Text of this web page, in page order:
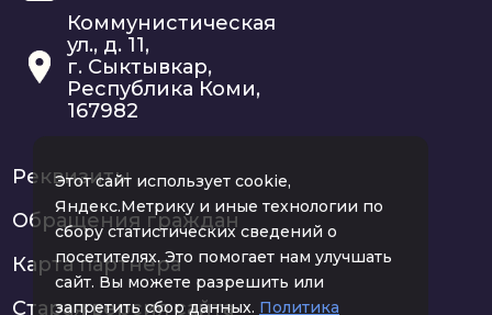
Коммунистическая
ул., д. 11,
г. Сыктывкар,
Республика Коми,
167982
Реквизиты
Обращения граждан
Карта партнера
Старая версия сайта
Этот сайт использует cookie,
Яндекс.Метрику и иные технологии по
сбору статистических сведений о
посетителях. Это помогает нам улучшать
сайт. Вы можете разрешить или
запретить сбор данных. Политика